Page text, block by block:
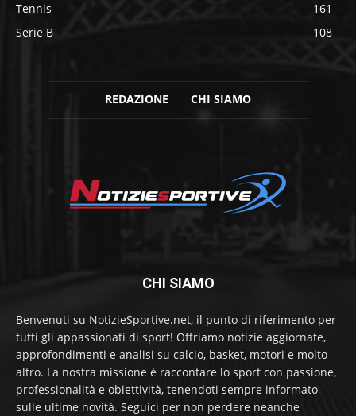
Tennis
161
Serie B
108
REDAZIONE CHI SIAMO
CHI SIAMO
Benvenuti su NotizieSportive.net, il punto di riferimento per
tutti gli appassionati di sport! Offriamo notizie aggiornate,
approfondimenti e analisi su calcio, basket, motori e molto
altro. La nostra missione è raccontare lo sport con passione,
professionalità e obiettività, tenendoti sempre informato
sulle ultime novità. Seguici per non perdere neanche